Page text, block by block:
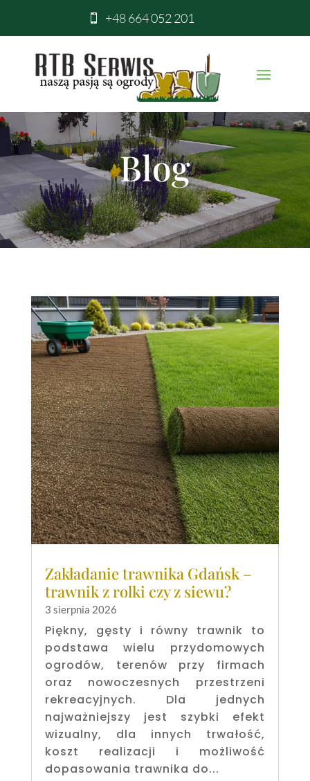
 +48 664 052 201
Blog
Zakładanie trawnika Gdańsk –
trawnik z rolki czy z siewu?
3 sierpnia 2026
Piękny, gęsty i równy trawnik to
podstawa wielu przydomowych
ogrodów, terenów przy firmach
oraz nowoczesnych przestrzeni
rekreacyjnych. Dla jednych
najważniejszy jest szybki efekt
wizualny, dla innych trwałość,
koszt realizacji i możliwość
dopasowania trawnika do...